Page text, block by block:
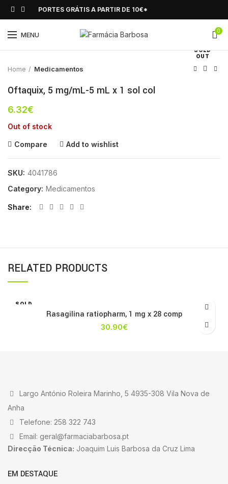
PORTES GRÁTIS A PARTIR DE 10€*
MENU 0
SOLD
OUT
Click to enlarge
Home Medicamentos
Oftaquix, 5 mg/mL-5 mL x 1 sol col
6.32€
Out of stock
Compare Add to wishlist
SKU: 4041786
Category: Medicamentos
Share
RELATED PRODUCTS
SOLD
Rasagilina ratiopharm, 1 mg x 28 comp
30.90€
Largo António Roleira Marinho, 5 4935-308 Vila Nova de
Anha
Telefone: 258 322 743
Email: geral@farmaciabarbosa.pt
Direcção Técnica: Joaquim Luis Barbosa da Cruz Lima
EM DESTAQUE